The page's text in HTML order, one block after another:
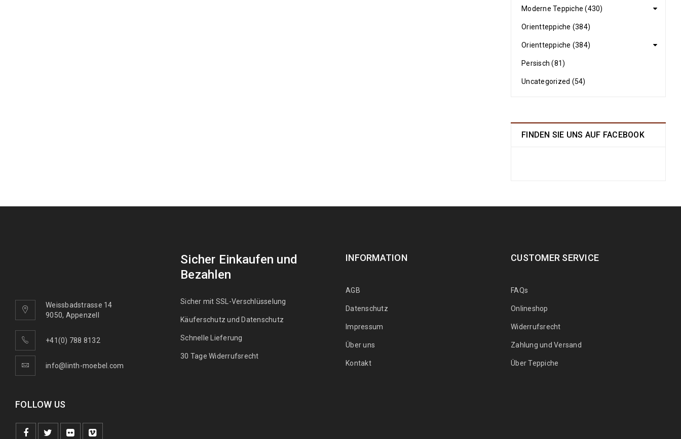
Moderne Teppiche (430)
Orientteppiche (384)
Orientteppiche (384)
Persisch (81)
Uncategorized (54)
FINDEN SIE UNS AUF FACEBOOK
Weissbadstrasse 14
9050, Appenzell
+41(0) 788 8132
info@linth-moebel.com
FOLLOW US
Sicher Einkaufen und
Bezahlen
Sicher mit SSL-Verschlüsselung
Käuferschutz und Datenschutz
Schnelle Lieferung
30 Tage Widerrufsrecht
INFORMATION
AGB
Datenschutz
Impressum
Über uns
Kontakt
CUSTOMER SERVICE
FAQs
Onlineshop
Widerrufsrecht
Zahlung und Versand
Über Teppiche